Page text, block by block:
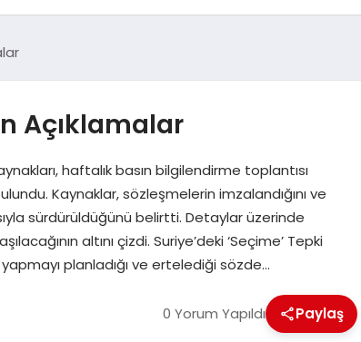
Açıklamalar
haftalık basın bilgilendirme toplantısı
Kaynaklar, sözleşmelerin imzalandığını ve
sürdürüldüğünü belirtti. Detaylar üzerinde
altını çizdi. Suriye’deki ‘Seçime’ Tepki
planladığı ve ertelediği sözde…
0 Yorum Yapıldı Paylaş